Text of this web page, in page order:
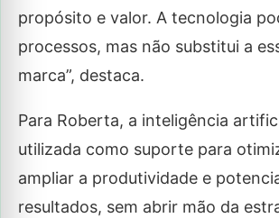
propósito e valor. A tecnologia
processos, mas não substitui a
marca”, destaca.
Para Roberta, a inteligência
utilizada como suporte para
ampliar a produtividade e
resultados, sem abrir mão da